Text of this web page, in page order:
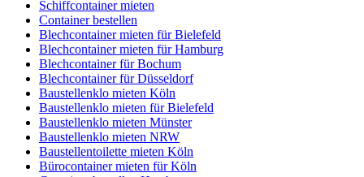
Schiffcontainer mieten
Container bestellen
Blechcontainer mieten für Bielefeld
Blechcontainer mieten für Hamburg
Blechcontainer für Bochum
Blechcontainer für Düsseldorf
Baustellenklo mieten Köln
Baustellenklo mieten für Bielefeld
Baustellenklo mieten Münster
Baustellenklo mieten NRW
Baustellentoilette mieten Köln
Bürocontainer mieten für Köln